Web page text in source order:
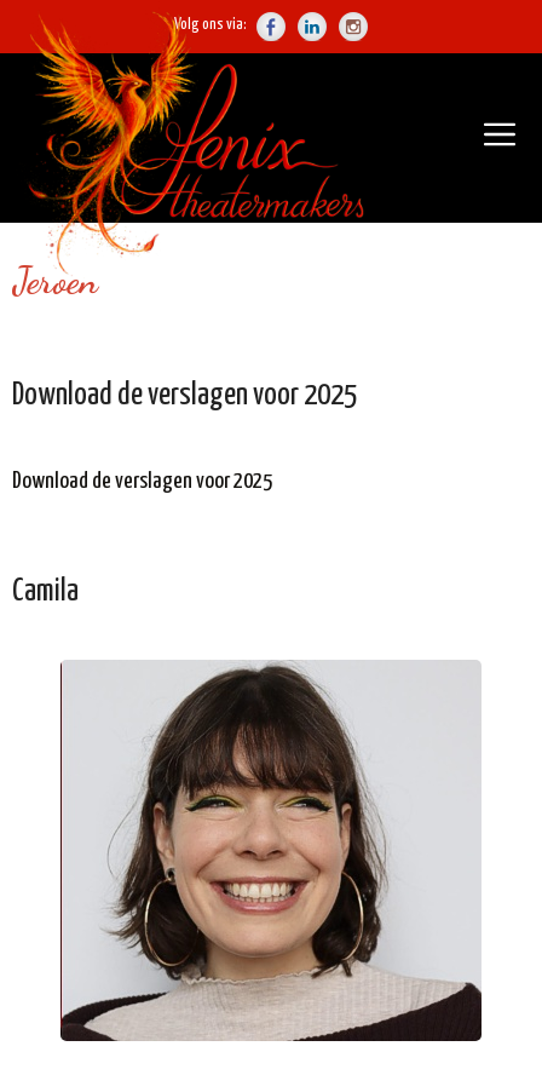
naar
inhoud
Volg ons via:
Jeroen
Download de verslagen voor 2025
Download de verslagen voor 2025
Camila